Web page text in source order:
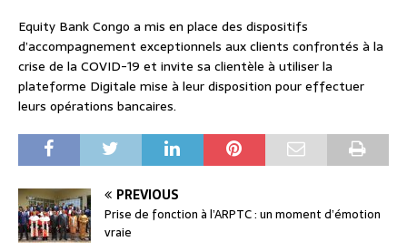
Equity Bank Congo a mis en place des dispositifs
d’accompagnement exceptionnels aux clients confrontés à la
crise de la COVID-19 et invite sa clientèle à utiliser la
plateforme Digitale mise à leur disposition pour effectuer
leurs opérations bancaires.
PREVIOUS
Prise de fonction à l’ARPTC : un moment d’émotion
vraie